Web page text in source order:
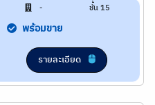
- ชั้น 15
พร้อมขาย
รายละเอียด